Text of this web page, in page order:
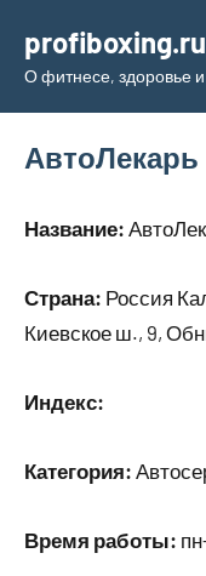
содержимому
profiboxing.ru
О фитнесе, здоровье и
АвтоЛекарь
Название:
Страна: Россия
Киевское ш., 9,
Индекс:
Категория:
Время работы: